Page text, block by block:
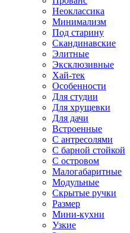
Неоклассика
Минимализм
Под старину
Скандинавские
Элитные
Эксклюзивные
Хай-тек
Особенности
Для студии
Для хрущевки
Для дачи
Встроенные
С антресолями
С барной стойкой
С островом
Малогабаритные
Модульные
Скрытые ручки
Размер
Мини-кухни
Узкие